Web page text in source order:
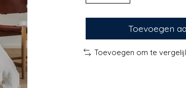
Toevoegen
Toevoegen om te